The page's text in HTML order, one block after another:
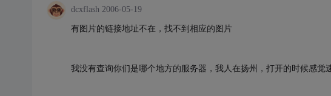
dcxflash 2006-05-19
有图片的链接地址不在，找不到相应的图片
我没有查询你们是哪个地方的服务器，我人在扬州，打开的时候